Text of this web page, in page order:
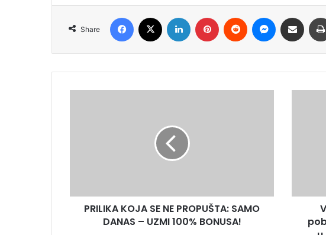
Share
Facebook LinkedIn Pinterest Reddit Messenger
Share via Email
PRILIKA KOJA SE NE PROPUŠTA: SAMO
DANAS – UZMI 100% BONUSA!